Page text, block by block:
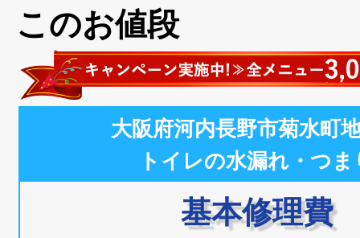
このお値段
大阪府河内長野市菊水町
トイレの水漏れ・つま
基本修理費